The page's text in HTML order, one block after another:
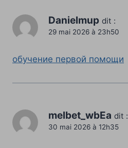
Danielmup dit :
29 mai 2026 à 23h50
обучение первой помощи
melbet_wbEa dit :
30 mai 2026 à 12h35